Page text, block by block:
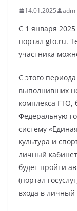
14.01.2025
С 1 января
портал gto.ru.
участника
С этого
выполнивших
комплекса ГТО,
Федеральную
систему
культура и
личный
будет пройти
(портал
входа в личный